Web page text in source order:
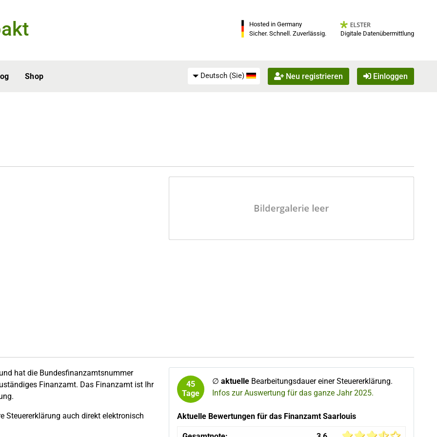
Hosted in Germany
Sicher. Schnell. Zuverlässig.
Digitale Datenübermittlung
Shop Deutsch (Sie) Neu registrieren Einloggen
hat die Bundesfinanzamtsnummer
Finanzamt. Das Finanzamt ist Ihr
Steuererklärung auch direkt elektronisch
45
Tage
∅ aktuelleBearbeitungsdauer einer Steuererklärung.
Infos zur Auswertung für das ganze Jahr 2025.
Aktuelle Bewertungen für das Finanzamt Saarlouis